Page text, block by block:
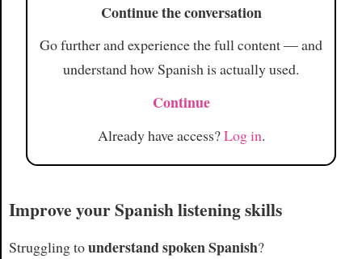
Continue the conversation
Go further and experience the full content — and
understand how Spanish is actually used.
Continue
Already have access?Log in.
Improve your Spanish listening skills
Struggling tounderstand spoken Spanish?